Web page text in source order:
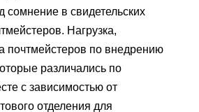
сомнение в свидетельских
Нагрузка,
почтмейстеров по внедрению
различались по
с зависимостью от
отделения для